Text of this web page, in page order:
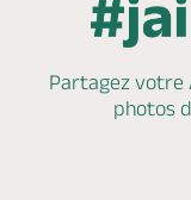
Partagez votre
photos